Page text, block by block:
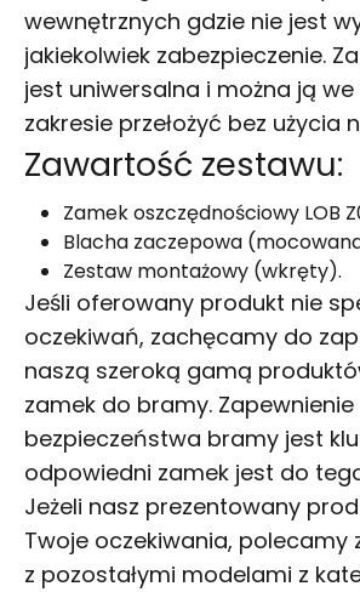
wewnętrznych gdzie nie jest
jakiekolwiek zabezpieczenie.
jest uniwersalna i można ją we
zakresie przełożyć bez użycia
Zawartość zestawu:
Zamek oszczędnościowy LOB
Blacha zaczepowa
Zestaw montażowy (wkręty).
Jeśli oferowany produkt nie
oczekiwań, zachęcamy do
naszą szeroką gamą
zamek do bramy. Zapewnienie
bezpieczeństwa bramy jest
odpowiedni zamek jest do
Jeżeli nasz prezentowany
Twoje oczekiwania, polecamy
z pozostałymi modelami z